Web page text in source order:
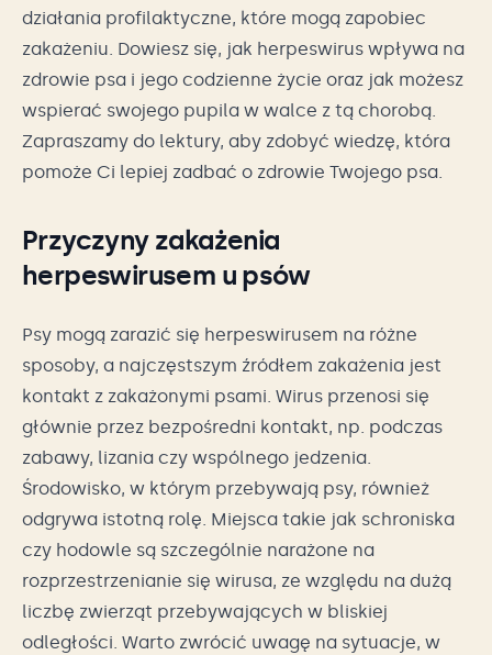
działania profilaktyczne, które mogą zapobiec
zakażeniu. Dowiesz się, jak herpeswirus wpływa na
zdrowie psa i jego codzienne życie oraz jak możesz
wspierać swojego pupila w walce z tą chorobą.
Zapraszamy do lektury, aby zdobyć wiedzę, która
pomoże Ci lepiej zadbać o zdrowie Twojego psa.
Przyczyny zakażenia
herpeswirusem u psów
Psy mogą zarazić się herpeswirusem na różne
sposoby, a najczęstszym źródłem zakażenia jest
kontakt z zakażonymi psami. Wirus przenosi się
głównie przez bezpośredni kontakt, np. podczas
zabawy, lizania czy wspólnego jedzenia.
Środowisko, w którym przebywają psy, również
odgrywa istotną rolę. Miejsca takie jak schroniska
czy hodowle są szczególnie narażone na
rozprzestrzenianie się wirusa, ze względu na dużą
liczbę zwierząt przebywających w bliskiej
odległości. Warto zwrócić uwagę na sytuacje, w